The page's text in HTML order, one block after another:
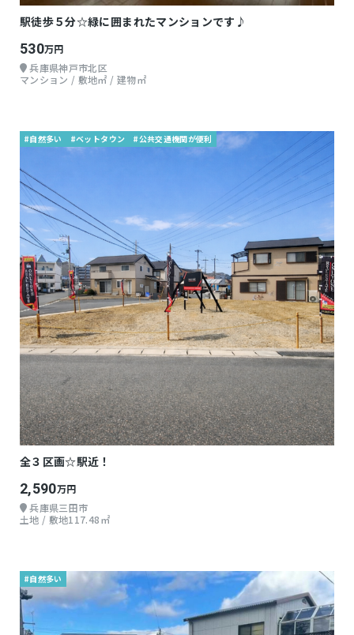
駅徒歩５分☆緑に囲まれたマンションです♪
530万円
兵庫県神戸市北区
マンション / 敷地㎡ / 建物㎡
#自然多い #ベットタウン #公共交通機関が便利
全３区画☆駅近！
2,590万円
兵庫県三田市
土地 / 敷地117.48㎡
#自然多い